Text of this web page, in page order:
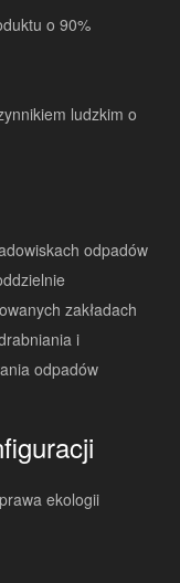
o 90%
ludzkim o
odpadów
zakładach
i
odpadów
ekologii